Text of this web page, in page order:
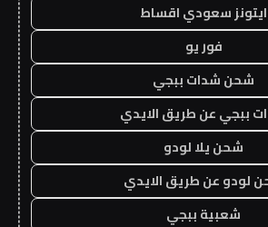
ايتونز سعودي اقساط
فور يو
شحن شدات ببجي
ببجي عن طريق الايدي
شحن يلا لودو
لودو عن طريق الايدي
شعبية ببجي